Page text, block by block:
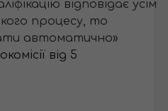
відповідає усім
процесу, то
автоматично»
від 5